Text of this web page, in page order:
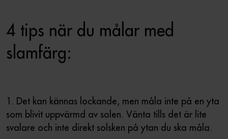
4 tips när du målar med
slamfärg:
1. Det kan kännas lockande, men måla inte på en yta
som blivit uppvärmd av solen. Vänta tills det är lite
svalare och inte direkt solsken på ytan du ska måla.